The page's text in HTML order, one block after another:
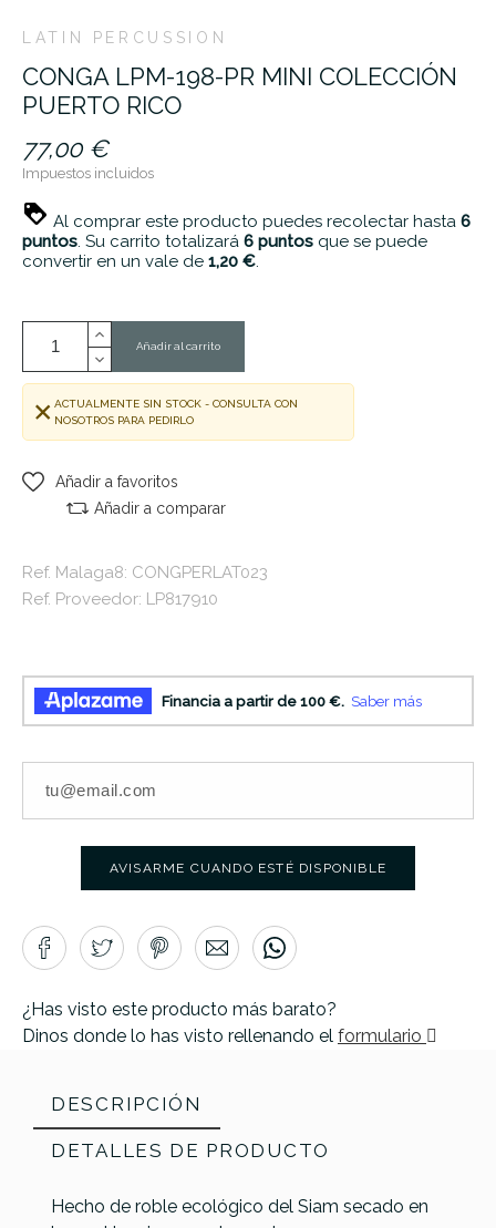
LATIN PERCUSSION
CONGA LPM-198-PR MINI COLECCIÓN
PUERTO RICO
77,00 €
Impuestos incluidos
Al comprar este producto puedes recolectar hasta 6
puntos. Su carrito totalizará 6 puntos que se puede
convertir en un vale de 1,20 €.
Añadir al carrito
ACTUALMENTE SIN STOCK - CONSULTA CON
NOSOTROS PARA PEDIRLO
Añadir a favoritos
Añadir a comparar
Ref. Malaga8: CONGPERLAT023
Ref. Proveedor: LP817910
AVISARME CUANDO ESTÉ DISPONIBLE
¿Has visto este producto más barato?
Dinos donde lo has visto rellenando el formulario
DESCRIPCIÓN
DETALLES DE PRODUCTO
Hecho de roble ecológico del Siam secado en